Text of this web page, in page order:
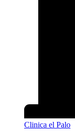
Clinica el Palo